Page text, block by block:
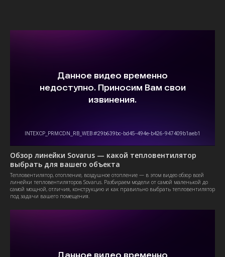
Обзор линейки Sovarus — какой тепловентилятор
выбрать для вашего объекта
Тепловентилятор, отопление, воздушное отопление — в этом видео обзор всей
линейки тепловентиляторов Sovarus. Разбираем модели от самой маленькой до
самой мощной, отличия, конструкцию и как правильно выбрать тепловентилятор
под задачи вашего помещения.